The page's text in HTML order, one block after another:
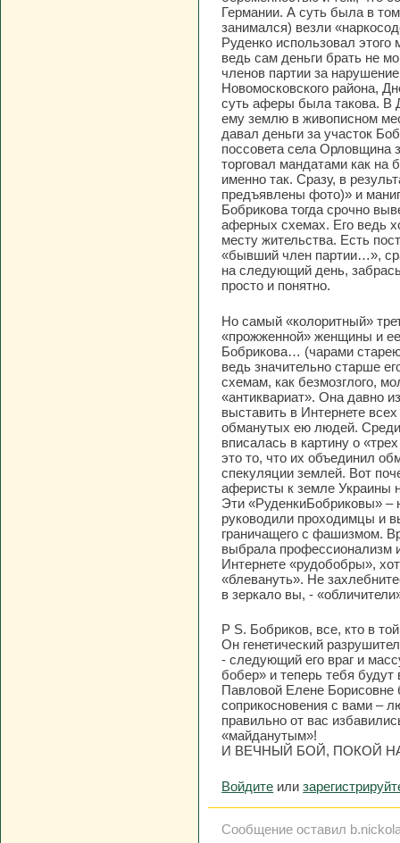
Германии. А суть была в
занимался) везли
Руденко использовал
ведь сам деньги брать не
членов партии за
Новомосковского района,
суть аферы была такова. В
ему землю в живописном
давал деньги за участок
поссовета села Орловщина
торговал мандатами как на
именно так. Сразу, в
предъявлены фото)» и
Бобрикова тогда срочно
аферных схемах. Его ведь
месту жительства. Есть
«бывший член партии…»,
на следующий день,
просто и понятно.
Но самый «колоритный»
«прожженной» женщины и
Бобрикова… (чарами
ведь значительно старше
схемам, как безмозглого,
«антиквариат». Она давно
выставить в Интернете
обманутых ею людей.
вписалась в картину о
это то, что их объединил
спекуляции землей. Вот
аферисты к земле Украины
Эти «РуденкиБобриковы» –
руководили проходимцы и
граничащего с фашизмом.
выбрала профессионализм
Интернете «рудобобры»,
«блевануть». Не
в зеркало вы, -
P S. Бобриков, все, кто в
Он генетический
- следующий его враг и
бобер» и теперь тебя
Павловой Елене Борисовне
соприкосновения с вами –
правильно от вас
«майданутым»!
И ВЕЧНЫЙ БОЙ, ПОКОЙ
Войдите или
Сообщение оставил